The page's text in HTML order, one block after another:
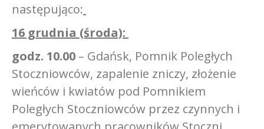
następująco:
16 grudnia (środa):
godz. 10.00 – Gdańsk, Pomnik Poległych
Stoczniowców, zapalenie zniczy, złożenie
wieńców i kwiatów pod Pomnikiem
Poległych Stoczniowców przez czynnych i